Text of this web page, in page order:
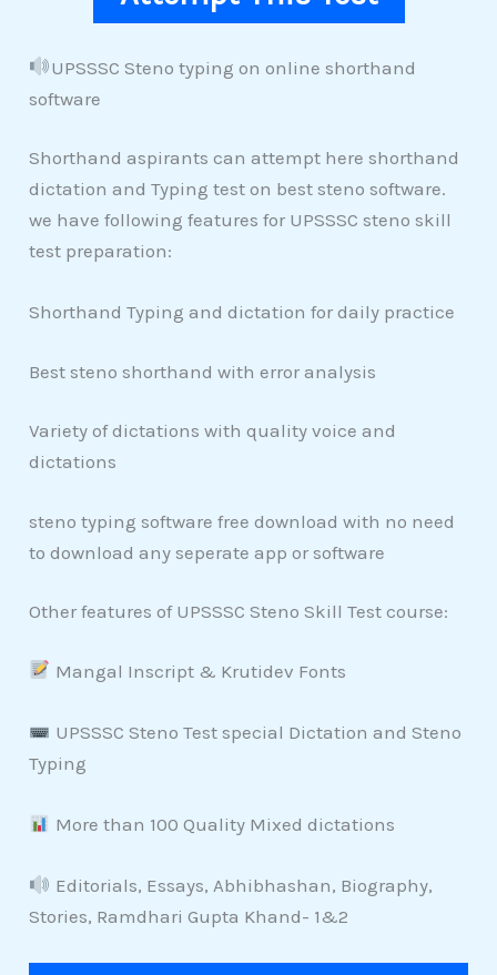
UPSSSC Steno typing on online shorthand
software
Shorthand aspirants can attempt here shorthand
dictation and Typing test on best steno software.
we have following features for UPSSSC steno skill
test preparation:
Shorthand Typing and dictation for daily practice
Best steno shorthand with error analysis
Variety of dictations with quality voice and
dictations
steno typing software free download with no need
to download any seperate app or software
Other features of UPSSSC Steno Skill Test course:
Mangal Inscript & Krutidev Fonts
UPSSSC Steno Test special Dictation and Steno
Typing
More than 100 Quality Mixed dictations
Editorials, Essays, Abhibhashan, Biography,
Stories, Ramdhari Gupta Khand- 1&2